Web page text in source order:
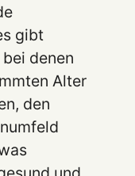
gibt
denen
Alter
den